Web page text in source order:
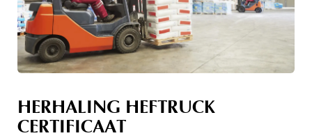
HERHALING HEFTRUCK
CERTIFICAAT